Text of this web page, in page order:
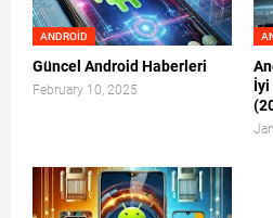
ANDROID
Güncel Android Haberleri
February 10, 2025
İyi